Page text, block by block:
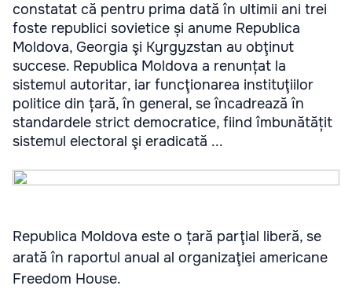
constatat că pentru prima dată în ultimii ani trei
foste republici sovietice și anume Republica
Moldova, Georgia şi Kyrgyzstan au obţinut
succese. Republica Moldova a renunțat la
sistemul autoritar, iar funcţionarea instituţiilor
politice din țară, în general, se încadrează în
standardele strict democratice, fiind îmbunătățit
sistemul electoral şi eradicată ...
Republica Moldova este o țară parţial liberă, se
arată în raportul anual al organizaţiei americane
Freedom House.